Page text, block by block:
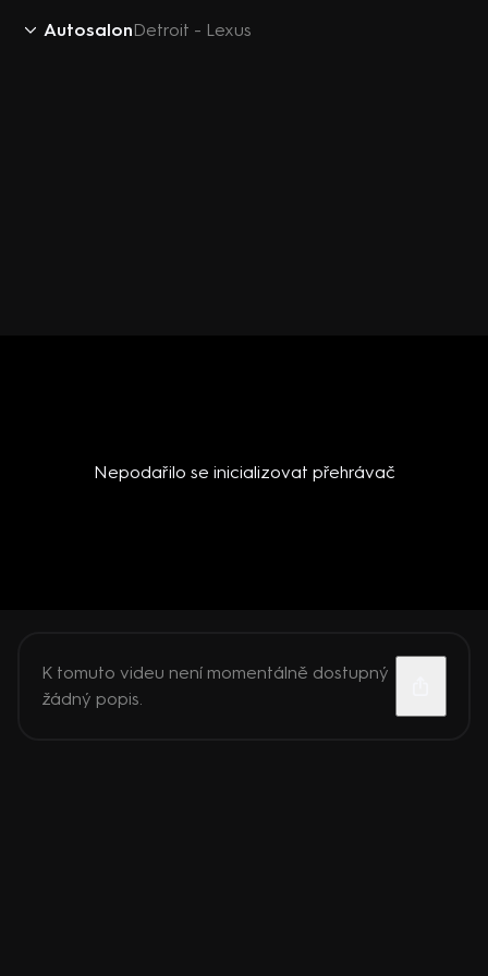
AutosalonDetroit - Lexus
Nepodařilo se inicializovat přehrávač
K tomuto videu není momentálně dostupný
žádný popis.